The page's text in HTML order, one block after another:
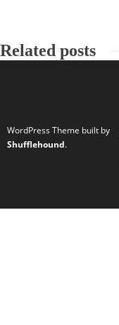
Related posts
WordPress Theme built by
Shufflehound.